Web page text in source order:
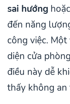
sai hướng
đến năng
công việc.
diện cửa
điều này dễ
thấy không an